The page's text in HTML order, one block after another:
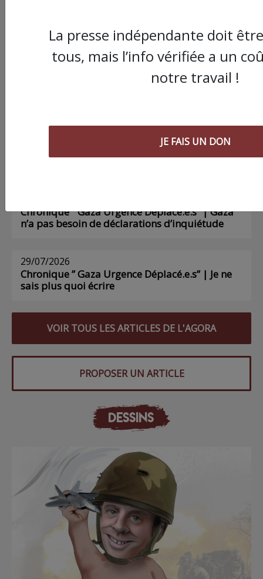
Voir tous les numéros papier
AGORA
03/08/2026
Chronique ” Gaza Urgence Déplacé.e.s” |
Compte rendus des ateliers de soutien
psychologique pour les femmes
Chronique ” Gaza Urgence Déplacé.e.s” | Gaza
n’a pas besoin de déclarations d’inquiétude
29/07/2026
Chronique ” Gaza Urgence Déplacé.e.s” | Je ne
sais plus quoi écrire
VOIR TOUS LES ARTICLES DE L'AGORA
PROPOSER UN ARTICLE
DESSINS
La presse indépendante doit
tous, mais l’info vérifiée a un
notre travail !
JE FAIS UN DON